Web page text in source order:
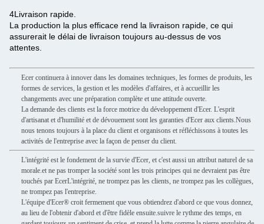
4Livraison rapide.
La production la plus efficace rend la livraison rapide, ce qui
assurerait le délai de livraison toujours au-dessus de vos
attentes.
Ecer continuera à innover dans les domaines techniques, les formes de produits, les
formes de services, la gestion et les modèles d'affaires, et à accueillir les
changements avec une préparation complète et une attitude ouverte.
La demande des clients est la force motrice du développement d'Ecer. L'esprit
d'artisanat et d'humilité et de dévouement sont les garanties d'Ecer aux clients.Nous
nous tenons toujours à la place du client et organisons et réfléchissons à toutes les
activités de l'entreprise avec la façon de penser du client.
L'intégrité est le fondement de la survie d'Ecer, et c'est aussi un attribut naturel de sa
morale.et ne pas tromper la société sont les trois principes qui ne devraient pas être
touchés par EcerL'intégrité, ne trompez pas les clients, ne trompez pas les collègues,
ne trompez pas l'entreprise.
L'équipe d'Ecer® croit fermement que vous obtiendrez d'abord ce que vous donnez,
au lieu de l'obtenir d'abord et d'être fidèle ensuite.suivre le rythme des temps, en